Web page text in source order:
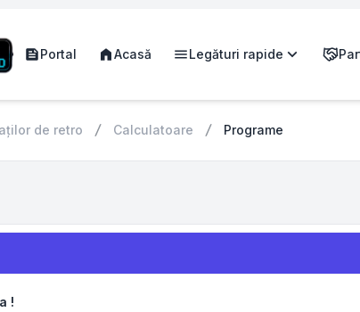
Portal Acasă Legături rapide
de retro Calculatoare Programe
!